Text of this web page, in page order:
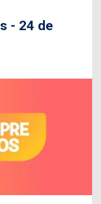
- 24 de